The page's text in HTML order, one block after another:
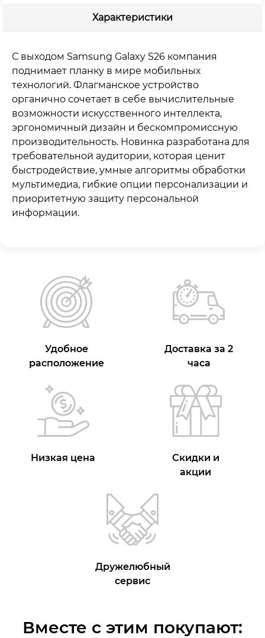
Характеристики
С выходом Samsung Galaxy S26 компания
поднимает планку в мире мобильных
технологий. Флагманское устройство
органично сочетает в себе вычислительные
возможности искусственного интеллекта,
эргономичный дизайн и бескомпромиссную
производительность. Новинка разработана для
требовательной аудитории, которая ценит
быстродействие, умные алгоритмы обработки
мультимедиа, гибкие опции персонализации и
приоритетную защиту персональной
информации.
Удобное
расположение
Доставка за 2
часа
Низкая цена
Скидки и
акции
Дружелюбный
сервис
Вместе с этим покупают: